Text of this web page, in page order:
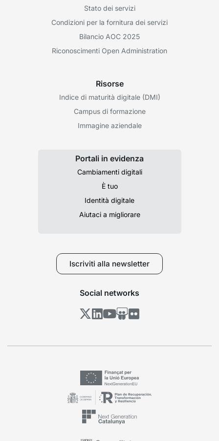
Stato dei servizi
Condizioni per la fornitura dei servizi
Bilancio AOC 2025
Riconoscimenti Open Administration
Risorse
Indice di maturità digitale (DMI)
Campus di formazione
Immagine aziendale
Portali in evidenza
Cambiamenti digitali
È tuo
Identità digitale
Aiutaci a migliorare
Iscriviti alla newsletter
Social networks